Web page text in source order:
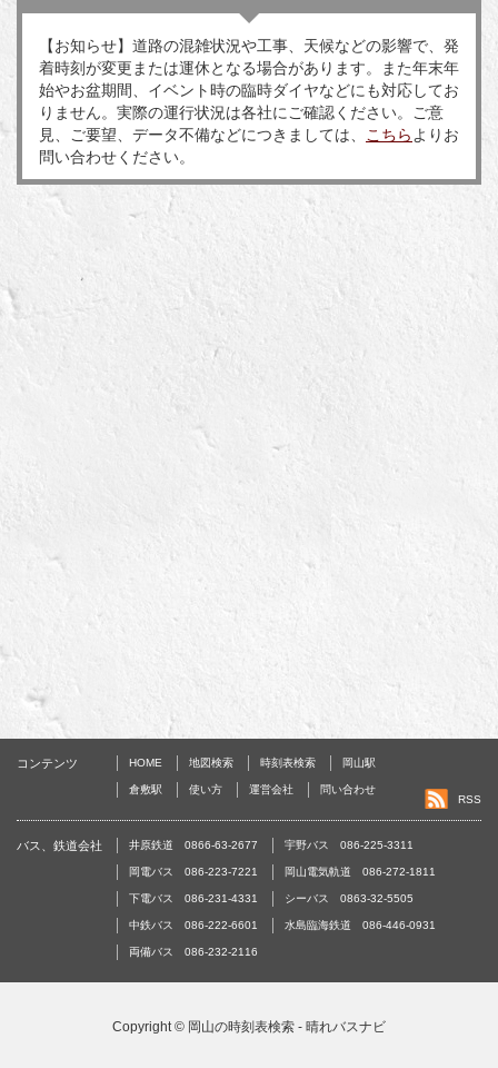
【お知らせ】道路の混雑状況や工事、天候などの影響で、発
着時刻が変更または運休となる場合があります。また年末年
始やお盆期間、イベント時の臨時ダイヤなどにも対応してお
りません。実際の運行状況は各社にご確認ください。ご意
見、ご要望、データ不備などにつきましては、
こちら よりお
問い合わせください。
コンテンツ HOME 地図検索 時刻表検索 岡山駅
倉敷駅 使い方 運営会社
問い合わせ
RSS
バス、鉄道会社 井原鉄道 0866-63-2677 宇野バス 086-225-3311
岡電バス 086-223-7221 岡山電気軌道 086-272-1811
下電バス 086-231-4331 シーバス 0863-32-5505
中鉄バス 086-222-6601 水島臨海鉄道 086-446-0931
両備バス 086-232-2116
Copyright © 岡山の時刻表検索 - 晴れバスナビ